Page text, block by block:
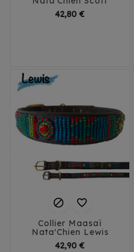
42,80 €
 
Collier Maasaï
Nata'Chien Lewis
42,90 €